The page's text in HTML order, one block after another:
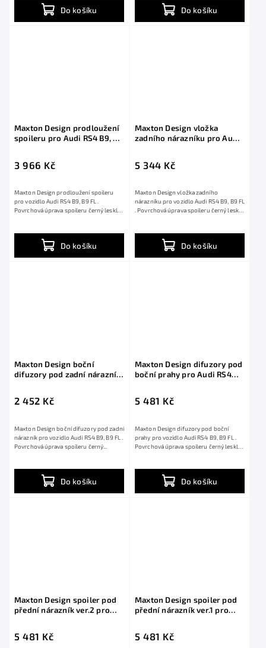
Do košíku Do košíku
Maxton Design prodloužení
spoileru pro Audi RS4 B9, B9
3 966 Kč
Do košíku
Maxton Design prodloužení spoileru
pro vozidlo Audi RS4 B9, B9 FL .
Povrchová úprava spoileru černý lesklý
Maxton Design vložka
zadního nárazníku pro Audi
5 344 Kč
Do košíku
Maxton Design vložka zadního
nárazníku pro vozidlo Audi RS4 B9, B9 FL
. Povrchová úprava spoileru černý lesklý
Maxton Design boční
difuzory pod zadní nárazník
2 452 Kč
Do košíku
Maxton Design boční difuzory pod zadní
nárazník pro vozidlo Audi RS4 B9, B9 FL .
Povrchová úprava spoileru černý...
Maxton Design difuzory pod
boční prahy pro Audi RS4
5 481 Kč
Do košíku
Maxton Design difuzory pod boční
prahy pro vozidlo Audi RS4 B9, B9 FL .
Povrchová úprava spoileru černý lesklý
Maxton Design spoiler pod
přední nárazník ver.2 pro
5 481 Kč
Maxton Design spoiler pod
přední nárazník ver.1 pro
5 481 Kč